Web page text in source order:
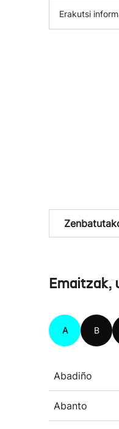
Erakutsi
Emaitzak,
A B
Abadiño
Abanto